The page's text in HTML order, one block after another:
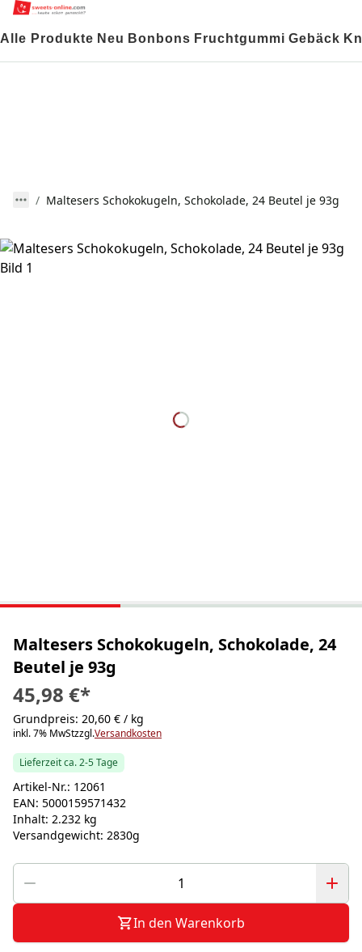
Alle Produkte Neu Bonbons Fruchtgummi Gebäck
Maltesers Schokokugeln, Schokolade, 24 Beutel je 93g
Maltesers Schokokugeln, Schokolade, 24
Beutel je 93g
45,98 €*
Grundpreis: 20,60 € / kg
inkl. 7% MwStzzgl.Versandkosten
Lieferzeit ca. 2-5 Tage
Artikel-Nr.: 12061
EAN: 5000159571432
Inhalt: 2.232 kg
Versandgewicht: 2830g
In den Warenkorb